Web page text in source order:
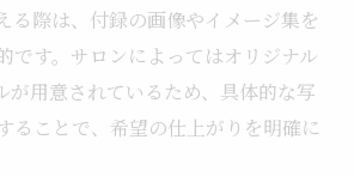
る際は、付録の画像やイメージ集を
です。サロンによってはオリジナル
が用意されているため、具体的な写
ることで、希望の仕上がりを明確に